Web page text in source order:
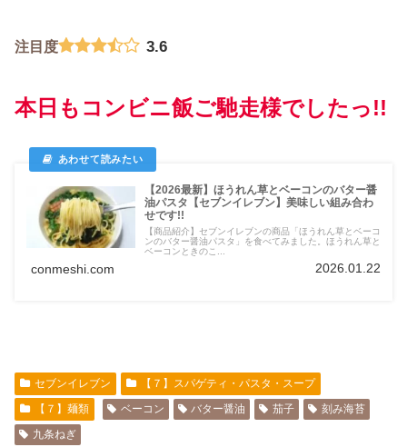
注目度 3.6
本日もコンビニ飯ご馳走様でしたっ!!
【2026最新】ほうれん草とベーコンのバター醤
油パスタ【セブンイレブン】美味しい組み合わ
せです!!
【商品紹介】セブンイレブンの商品「ほうれん草とベーコ
ンのバター醤油パスタ」を食べてみました。ほうれん草と
ベーコンときのこ...
conmeshi.com 2026.01.22
セブンイレブン
【７】スパゲティ・パスタ・スープ
【７】麺類
ベーコン バター醤油 茄子
刻み海苔
九条ねぎ